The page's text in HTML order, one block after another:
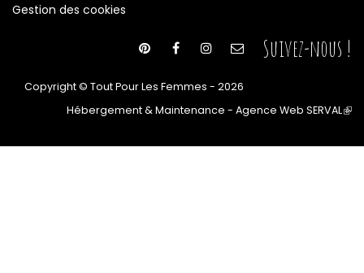
Gestion des cookies
Suivez-nous !
Copyright © Tout Pour Les Femmes - 2026
Hébergement & Maintenance - Agence Web SERVAL(le